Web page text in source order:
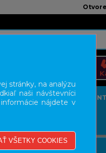
FIT STUDIO
stránky, na analýzu
naši návštevníci
nájdete v